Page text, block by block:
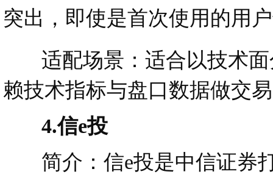
突出，即使是首次使用的用
适配场景：适合以技术面
赖技术指标与盘口数据做交
4.信e投
简介：信e投是中信证券打